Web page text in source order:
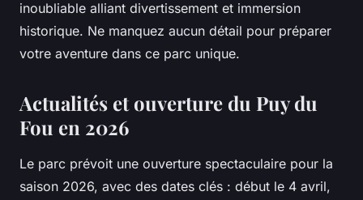
inoubliable alliant divertissement et immersion
historique. Ne manquez aucun détail pour préparer
votre aventure dans ce parc unique.
Actualités et ouverture du Puy du
Fou en 2026
Le parc prévoit une ouverture spectaculaire pour la
saison 2026, avec des dates clés : début le 4 avril,